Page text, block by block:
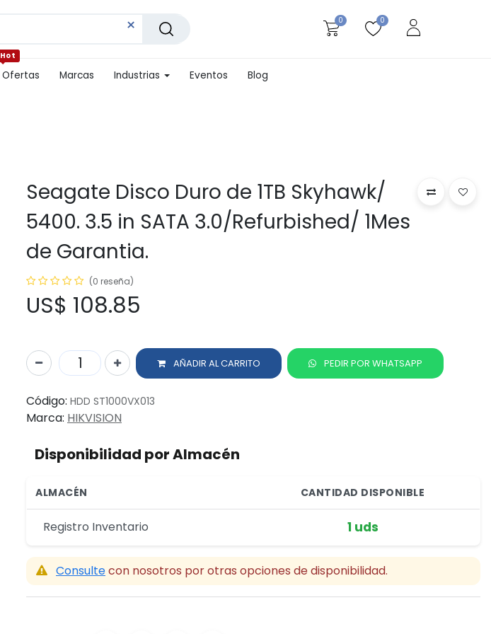
0 0
Ofertas
Hot
Marcas Industrias Eventos Blog
Seagate Disco Duro de 1TB Skyhawk/
5400. 3.5 in SATA 3.0/Refurbished/ 1Mes
de Garantia.
(0 reseña)
US$ 108.85
AÑADIR AL CARRITO PEDIR POR WHATSAPP
Código: HDD ST1000VX013
Marca: HIKVISION
Disponibilidad por Almacén
ALMACÉN CANTIDAD DISPONIBLE
Registro Inventario 1 uds
Consultecon nosotros por otras opciones de disponibilidad.